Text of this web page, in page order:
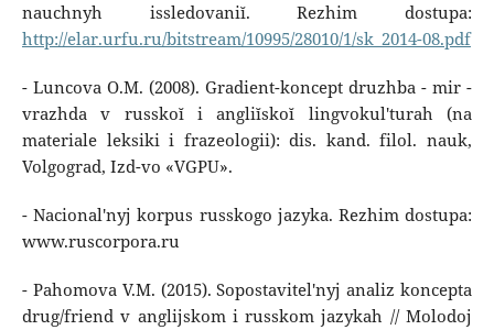
nauchnyh issledovaniĭ. Rezhim dostupa:
http://elar.urfu.ru/bitstream/10995/28010/1/sk_2014-08.pdf
- Luncova O.M. (2008). Gradient-koncept druzhba - mir -
vrazhda v russkoĭ i angliĭskoĭ lingvokul'turah (na
materiale leksiki i frazeologii): dis. kand. filol. nauk,
Volgograd, Izd-vo «VGPU».
- Nacional'nyj korpus russkogo jazyka. Rezhim dostupa:
www.ruscorpora.ru
- Pahomova V.M. (2015). Sopostavitel'nyj analiz koncepta
drug/friend v anglijskom i russkom jazykah // Molodoj